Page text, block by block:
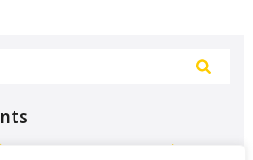
có tương lai hơn? – Chưa chắc –